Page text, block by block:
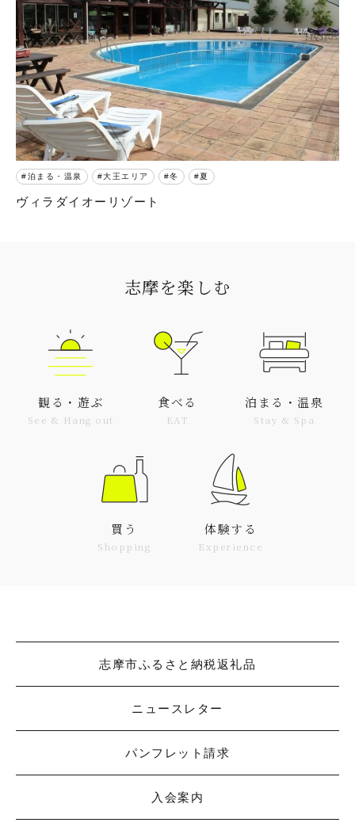
泊まる・温泉 大王エリア 冬 夏
ヴィラダイオーリゾート
志摩を楽しむ
観る・遊ぶ
See & Hang out
食べる
EAT
泊まる・温泉
Stay & Spa
買う
Shopping
体験する
Experience
志摩市ふるさと納税返礼品
ニュースレター
パンフレット請求
入会案内